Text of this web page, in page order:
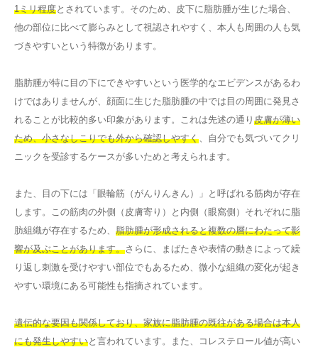
1ミリ程度とされています。そのため、皮下に脂肪腫が生じた場合、
他の部位に比べて膨らみとして視認されやすく、本人も周囲の人も気
づきやすいという特徴があります。
脂肪腫が特に目の下にできやすいという医学的なエビデンスがあるわ
けではありませんが、顔面に生じた脂肪腫の中では目の周囲に発見さ
れることが比較的多い印象があります。これは先述の通り 皮膚が薄い
ため、小さなしこりでも外から確認しやすく、自分でも気づいてクリ
ニックを受診するケースが多いためと考えられます。
また、目の下には「眼輪筋（がんりんきん）」と呼ばれる筋肉が存在
します。この筋肉の外側（皮膚寄り）と内側（眼窩側）それぞれに脂
肪組織が存在するため、 脂肪腫が形成されると複数の層にわたって影
響が及ぶことがあります。さらに、まばたきや表情の動きによって繰
り返し刺激を受けやすい部位でもあるため、微小な組織の変化が起き
やすい環境にある可能性も指摘されています。
遺伝的な要因も関係しており、家族に脂肪腫の既往がある場合は本人
にも発生しやすいと言われています。また、コレステロール値が高い